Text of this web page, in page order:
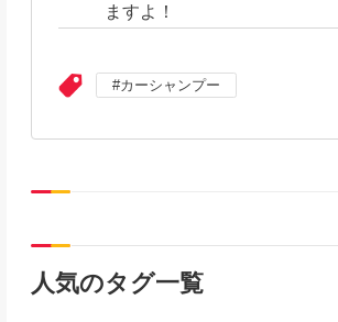
ますよ！
カーシャンプー
人気のタグ一覧